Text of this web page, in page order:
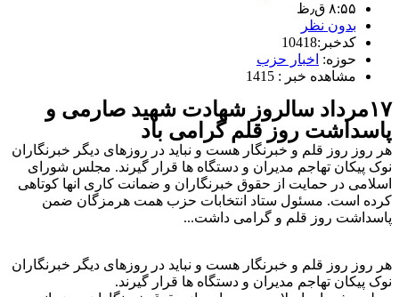
۸:۵۵ ق٫ظ
بدون نظر
کدخبر:10418
حوزه: اخبار حزب
مشاهده خبر : 1415
۱۷مرداد سالروز شهادت شهید صارمی و
پاسداشت روز قلم گرامی باد
هر روز روز قلم و خبرنگار هست و نباید در روزهای دیگر خبرنگاران
نوک پیکان تهاجم مدیران و دستگاه ها قرار گیرند. مجلس شورای
اسلامی در حمایت از حقوق خبرنگاران و ضمانت کاری انها کوتاهی
کرده است. مسئول ستاد انتخابات حزب همت هرمزگان ضمن
پاسداشت روز قلم و گرامی داشت...
هر روز روز قلم و خبرنگار هست و نباید در روزهای دیگر خبرنگاران
نوک پیکان تهاجم مدیران و دستگاه ها قرار گیرند.